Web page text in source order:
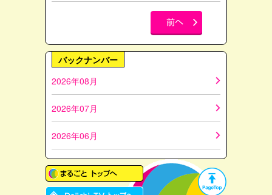
バックナンバー
2026年08月
2026年07月
2026年06月